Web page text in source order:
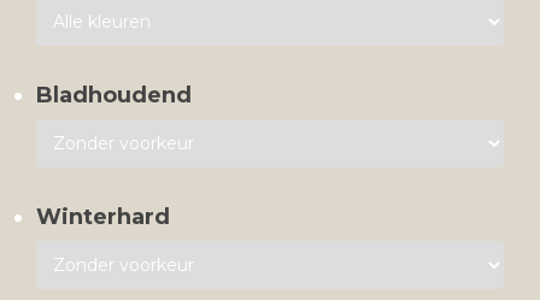
Bladhoudend
Winterhard